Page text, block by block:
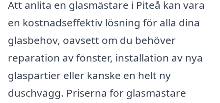
Att anlita en glasmästare i Piteå kan vara
en kostnadseffektiv lösning för alla dina
glasbehov, oavsett om du behöver
reparation av fönster, installation av nya
glaspartier eller kanske en helt ny
duschvägg. Priserna för glasmästare